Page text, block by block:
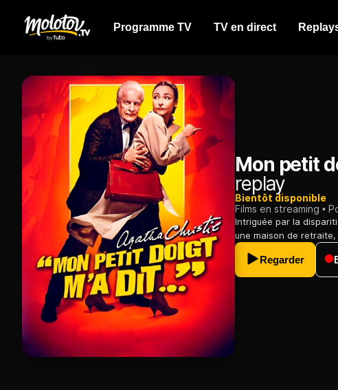
Programme TV TV en direct
Mon petit
replay
Bientôt disponible
Films en streaming
Intriguée par la
une maison de
Regarder